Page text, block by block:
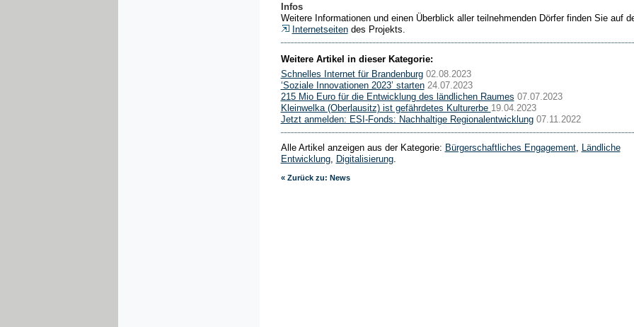
Infos
Weitere Informationen und einen Überblick aller teilnehmenden Dörfer finden Sie auf
Internetseitendes Projekts.
Weitere Artikel in dieser Kategorie:
Schnelles Internet für Brandenburg 02.08.2023
‘Soziale Innovationen 2023’ starten 24.07.2023
215 Mio Euro für die Entwicklung des ländlichen Raumes 07.07.2023
Kleinwelka (Oberlausitz) ist gefährdetes Kulturerbe 19.04.2023
Jetzt anmelden: ESI-Fonds: Nachhaltige Regionalentwicklung 07.11.2022
Alle Artikel anzeigen aus der Kategorie: Bürgerschaftliches Engagement, Ländliche
Entwicklung, Digitalisierung.
« Zurück zu: News